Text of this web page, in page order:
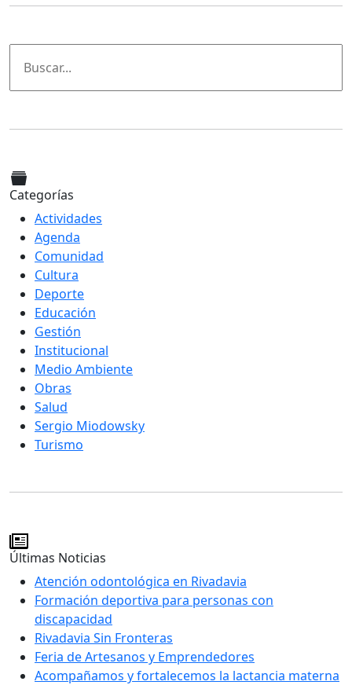
Categorías
Actividades
Agenda
Comunidad
Cultura
Deporte
Educación
Gestión
Institucional
Medio Ambiente
Obras
Salud
Sergio Miodowsky
Turismo
Últimas Noticias
Atención odontológica en Rivadavia
Formación deportiva para personas con
discapacidad
Rivadavia Sin Fronteras
Feria de Artesanos y Emprendedores
Acompañamos y fortalecemos la lactancia materna